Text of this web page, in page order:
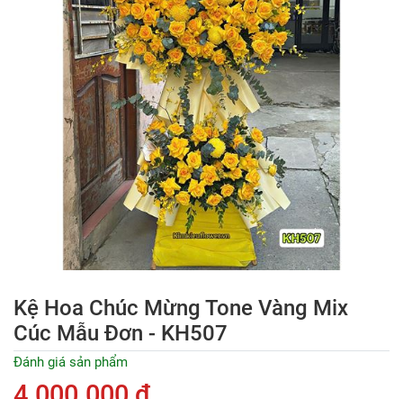
Kệ Hoa Chúc Mừng Tone Vàng Mix
Cúc Mẫu Đơn - KH507
Đánh giá sản phẩm